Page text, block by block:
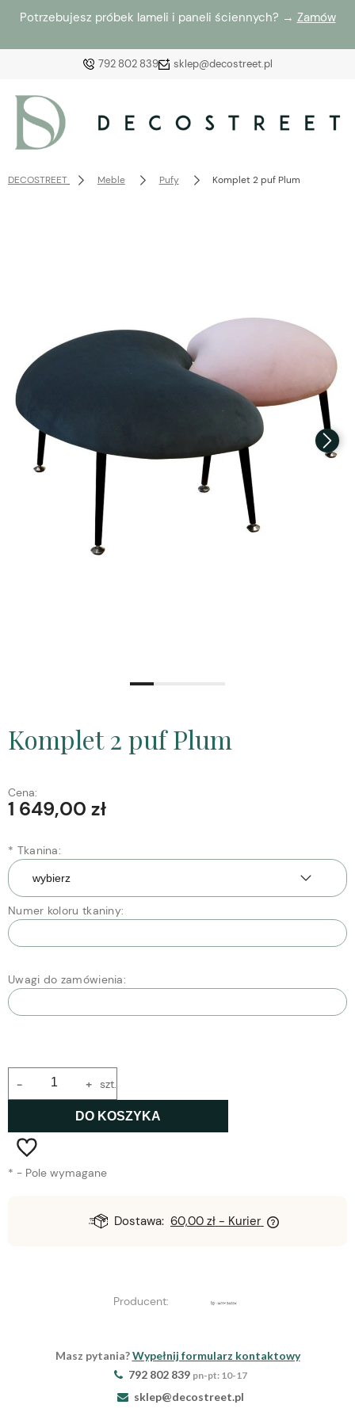
Potrzebujesz próbek lameli i paneli ściennych? → Zamów
792 802 839 sklep@decostreet.pl
Załóż konto
DECOSTREET Meble Pufy Komplet 2 puf Plum
Komplet 2 puf Plum
Cena:
1 649,00 zł
* Tkanina:
Numer koloru tkaniny:
Uwagi do zamówienia:
+
- szt.
DO KOSZYKA
* - Pole wymagane
Dostawa: 60,00 zł - Kurier
Producent:
Masz pytania?Wypełnij formularz kontaktowy
792 802 839 pn-pt: 10-17
sklep@decostreet.pl